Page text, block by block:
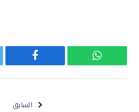
واتساب فيسبوك
السابق